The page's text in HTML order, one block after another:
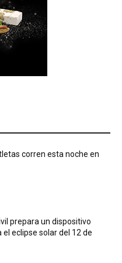
corren esta noche en
prepara un dispositivo
el eclipse solar del 12 de